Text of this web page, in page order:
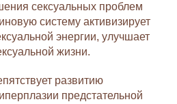
сексуальных проблем
систему активизирует
энергии, улучшает
жизни.
развитию
предстательной